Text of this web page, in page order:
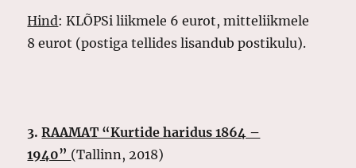
Hind: KLÕPSi liikmele 6 eurot, mitteliikmele
8 eurot (postiga tellides lisandub postikulu).
3.RAAMAT “Kurtide haridus 1864 –
1940” (Tallinn, 2018)